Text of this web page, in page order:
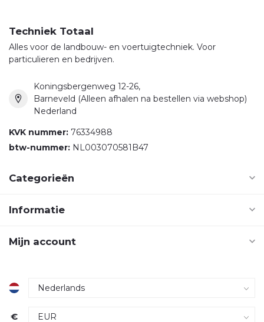
Techniek Totaal
Alles voor de landbouw- en voertuigtechniek. Voor
particulieren en bedrijven.
Koningsbergenweg 12-26,
Barneveld (Alleen afhalen na bestellen via webshop)
Nederland
KVK nummer: 76334988
btw-nummer: NL003070581B47
Categorieën
Informatie
Mijn account
€